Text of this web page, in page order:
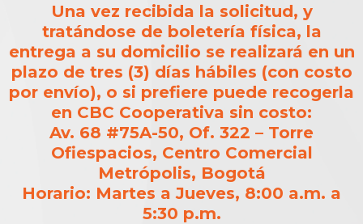
Una vez recibida la solicitud, y
tratándose de boletería física, la
entrega a su domicilio se realizará en un
plazo de tres (3) días hábiles (con costo
por envío), o si prefiere puede recogerla
en CBC Cooperativa sin costo:
Av. 68 #75A-50, Of. 322 – Torre
Ofiespacios, Centro Comercial
Metrópolis, Bogotá
Horario: Martes a Jueves, 8:00 a.m. a
5:30 p.m.